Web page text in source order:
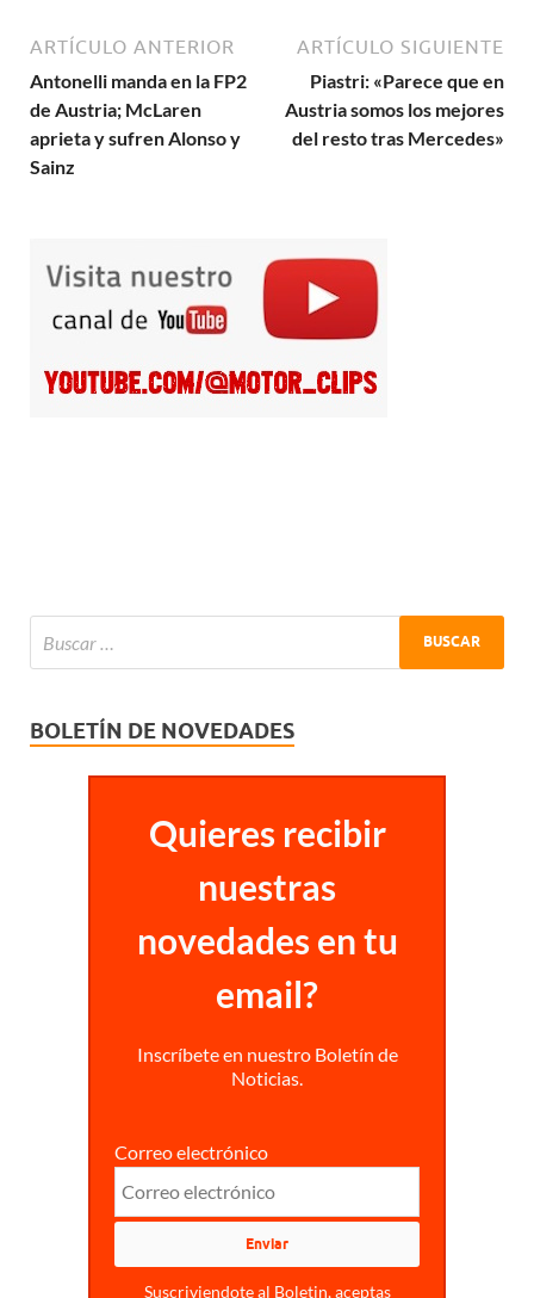
ARTÍCULO ANTERIOR
Antonelli manda en la FP2
de Austria; McLaren
aprieta y sufren Alonso y
Sainz
ARTÍCULO SIGUIENTE
Piastri: «Parece que en
Austria somos los mejores
del resto tras Mercedes»
BOLETÍN DE NOVEDADES
Quieres recibir
nuestras
novedades en tu
email?
Inscríbete en nuestro Boletín de
Noticias.
Correo electrónico
Suscriviendote al Boletin, aceptas